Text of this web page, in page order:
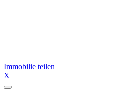
Immobilie teilen
X